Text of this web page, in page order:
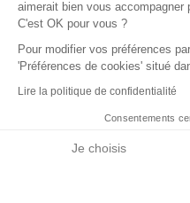
aimerait bien vous accompagner
C'est OK pour vous ?
Pour modifier vos préférences
'Préférences de cookies' situé
Lire la politique de confidentialité
Consentements
Je choisis